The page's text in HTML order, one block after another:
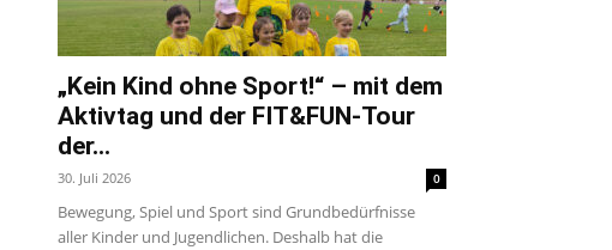
„Kein Kind ohne Sport!“ – mit dem
Aktivtag und der FIT&FUN-Tour
der...
30. Juli 2026 0
Bewegung, Spiel und Sport sind Grundbedürfnisse
aller Kinder und Jugendlichen. Deshalb hat die